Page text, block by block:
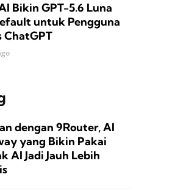
Bikin GPT-5.6 Luna
untuk Pengguna
ChatGPT
dengan 9Router, AI
yang Bikin Pakai
AI Jadi Jauh Lebih